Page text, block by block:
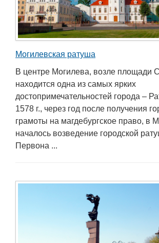
Могилевская ратуша
В центре Могилева, возле площади
находится одна из самых ярких
достопримечательностей города –
1578 г., через год после получения
грамоты на магдебургское право, в
началось возведение городской
Первона ...